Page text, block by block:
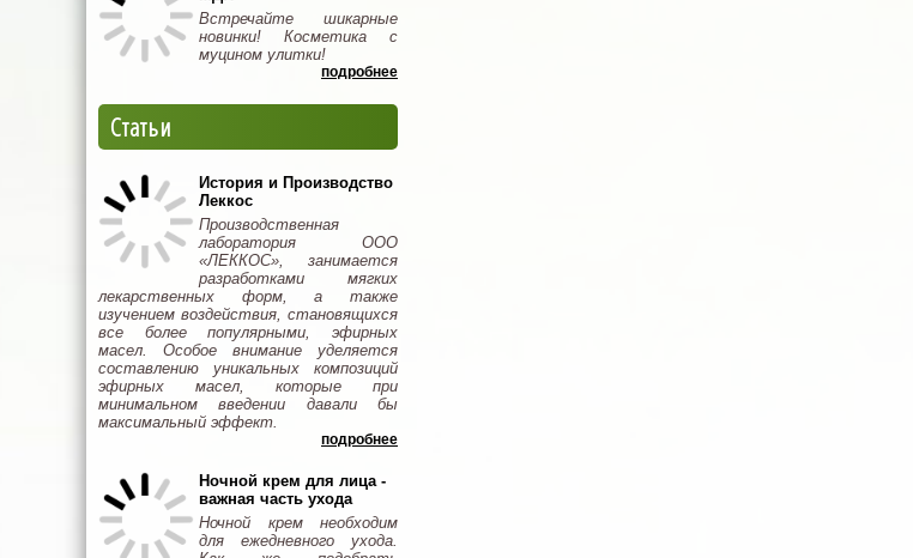
Встречайте шикарные
новинки! Косметика с
муцином улитки!
подробнее
Статьи
История и Производство
Леккос
Производственная лаборатория ООО
«ЛЕККОС», занимается разработками
мягких лекарственных форм, а также
изучением воздействия, становящихся
все более популярными, эфирных
масел. Особое внимание уделяется
составлению уникальных композиций
эфирных масел, которые при
минимальном введении давали бы
максимальный эффект.
подробнее
Ночной крем для лица -
Ночной крем необходим
для ежедневного ухода.
Как же подобрать
идеальный для себя